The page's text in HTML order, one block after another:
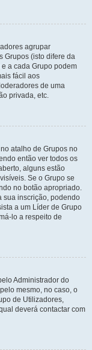
agrupar
Grupos (isto difere da
a cada Grupo podem
fácil aos
de uma
privada, etc.
atalho de Grupos no
então ver todos os
alguns estão
Se o Grupo se
no botão apropriado.
sua inscrição, podendo
a um Líder de Grupo
lo a respeito de
Administrador do
mesmo, no caso, o
de Utilizadores,
deverá contactar com